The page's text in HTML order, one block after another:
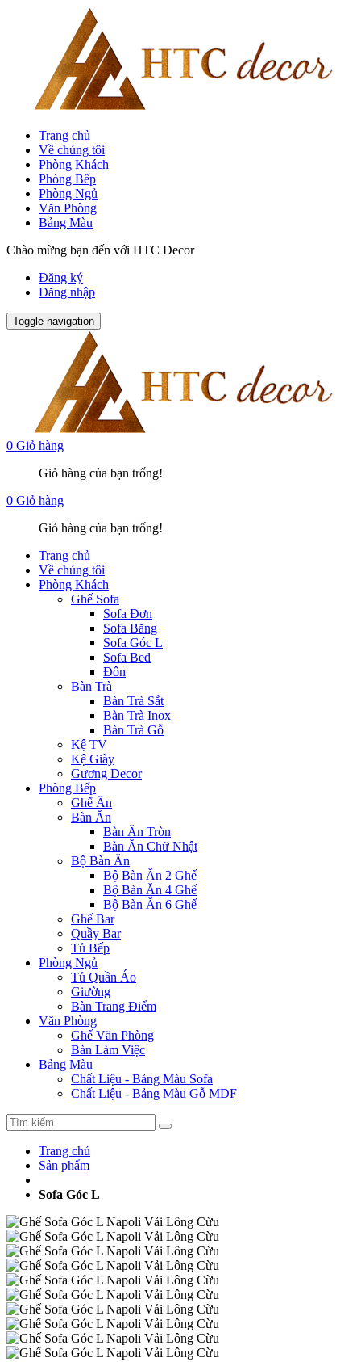
Trang chủ
Về chúng tôi
Phòng Khách
Phòng Bếp
Phòng Ngủ
Văn Phòng
Bảng Màu
Chào mừng bạn đến với HTC Decor
Đăng ký
Đăng nhập
Toggle navigation
0 Giỏ hàng
Giỏ hàng của bạn trống!
0 Giỏ hàng
Giỏ hàng của bạn trống!
Trang chủ
Về chúng tôi
Phòng Khách
Ghế Sofa
Sofa Đơn
Sofa Băng
Sofa Góc L
Sofa Bed
Đôn
Bàn Trà
Bàn Trà Sắt
Bàn Trà Inox
Bàn Trà Gỗ
Kệ TV
Kệ Giày
Gương Decor
Phòng Bếp
Ghế Ăn
Bàn Ăn
Bàn Ăn Tròn
Bàn Ăn Chữ Nhật
Bộ Bàn Ăn
Bộ Bàn Ăn 2 Ghế
Bộ Bàn Ăn 4 Ghế
Bộ Bàn Ăn 6 Ghế
Ghế Bar
Quầy Bar
Tủ Bếp
Phòng Ngủ
Tủ Quần Áo
Giường
Bàn Trang Điểm
Văn Phòng
Ghế Văn Phòng
Bàn Làm Việc
Bảng Màu
Chất Liệu - Bảng Màu Sofa
Chất Liệu - Bảng Màu Gỗ MDF
Trang chủ
Sản phẩm
Sofa Góc L